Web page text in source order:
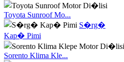
Toyota Sunroof Mo...
S�rg�
Kap� Pimi
Sorento Klima Kle...